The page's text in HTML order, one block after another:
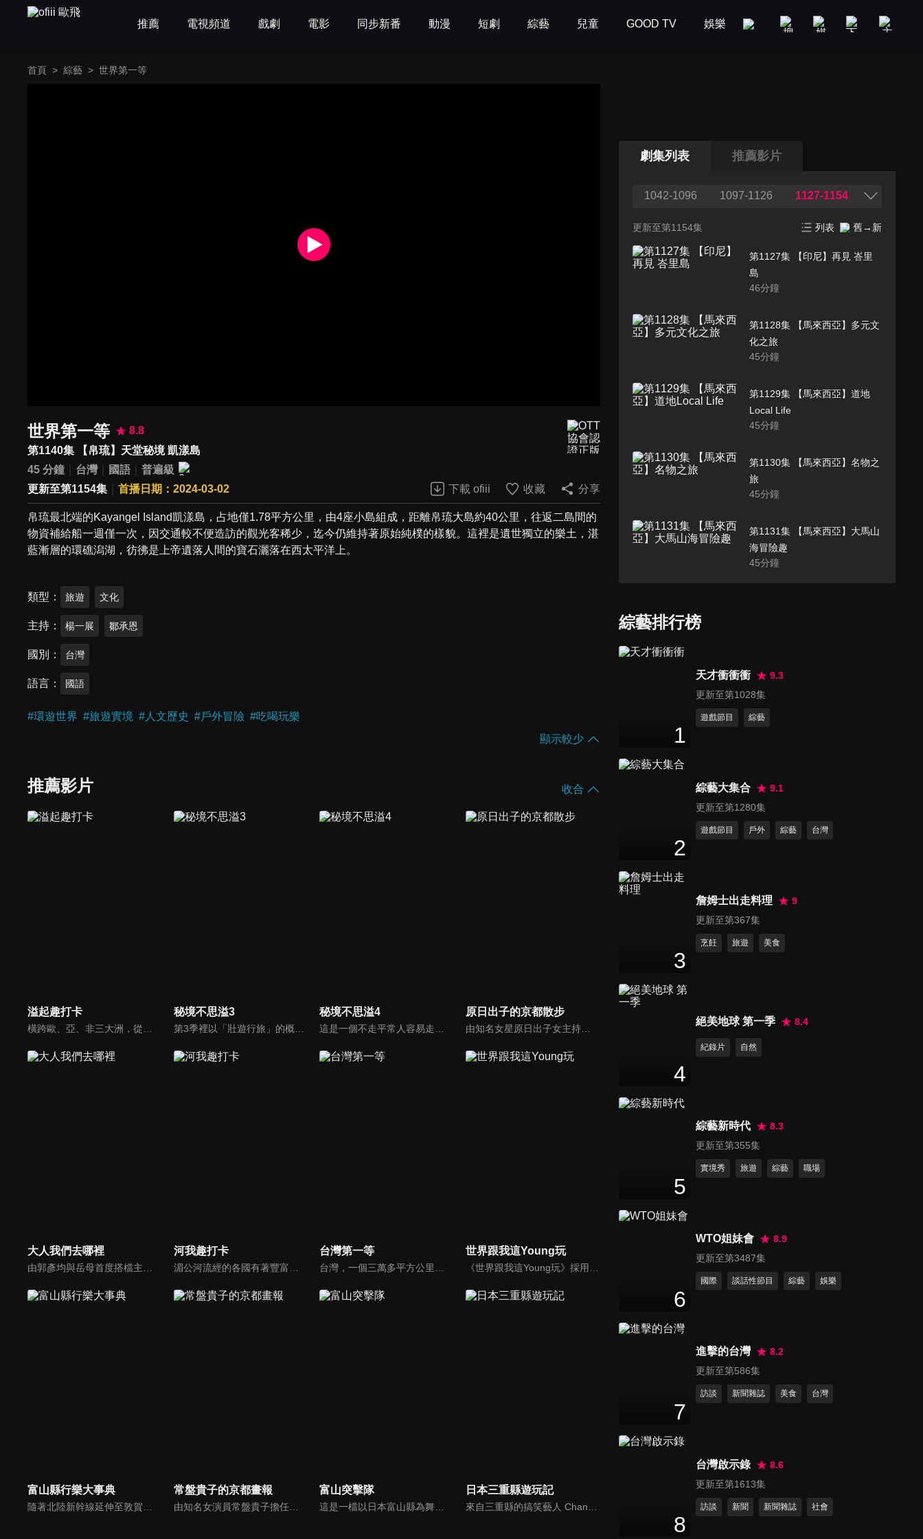
推薦 電視頻道 戲劇 電影 同步新番 動漫 短劇 綜藝 兒童 GOOD TV 娛樂 美食旅遊 新聞政論
首頁 > 綜藝 > 世界第一等
世界第一等
8.8
第1140集 【帛琉】天堂秘境 凱漾島
45 分鐘
台灣 國語
普遍級
更新至第1154集
首播日期：2024-03-02 下載 ofiii 收藏 分享
帛琉最北端的Kayangel Island凱漾島，占地僅1.78平方公里，由4座小島組成，距離帛琉大島約40公里，往返二島間的
物資補給船一週僅一次，因交通較不便造訪的觀光客稀少，迄今仍維持著原始純樸的樣貌。這裡是遺世獨立的樂土，湛
藍漸層的環礁潟湖，彷彿是上帝遺落人間的寶石灑落在西太平洋上。
類型 旅遊 文化
主持 楊一展 鄒承恩
國別 台灣
語言 國語
#環遊世界 #旅遊實境 #人文歷史 #戶外冒險 #吃喝玩樂
顯示較少
推薦影片 收合
溢起趣打卡 秘境不思溢3
第3季裡以「壯遊行旅」的概念，帶大家進探絕美秘境，為大家盤點畢生不可錯過的世紀景觀，走遍異地美景，感受大地造物之奇，讓我們跟著廖科溢浪跡天涯，感受世遺的風光。一步一腳印丈量每一寸土地，親身感受自然的地質奇觀加上鬼斧神工的建築之美，發現特殊人文地域，感受異度世界，時間瞬間凝結之美。
秘境不思溢4 原日出子的京都散步
由知名女星原日出子女主持在京都巷弄間的旅行，在京都，街道呈整齊的棋盤格狀，每條街都有獨特的名稱。在節目的每一集，身為演員的原日出子會挑選一條街道造訪，帶領觀眾展開一段發現之旅。節目中展現了她對街道上所遇見事物的獨特觀察與趣味視角。
大人我們去哪裡 河我趣打卡 台灣第一等 世界跟我這Young玩
富山縣行樂大事典
隨著北陸新幹線延伸至敦賀，北陸地區備受矚目，加上《紐約時報》的報導進一步提升了人們對富山的興趣，本節目將深入探索富山縣的魅力。我們將邀請知名 YouTube 頻道「富山的遊樂場！TV」的當地主播——金子奈央、津田奈由子與貞有里沙——一起介紹富山的精彩。此外，還會介紹鄰近縣市的觀光景點。
常盤貴子的京都畫報
由知名女演員常盤貴子擔任主持人，介紹自己在京都喜愛的地方、事物與人物。節目邀請京都研究者、傳統文化與工藝的傳承人、各種料理的名廚，作為日本古都，京都孕育了日本多種基礎文化，如待客之道、傳統美食與各種傳統工藝。本節目不僅展現至今仍在延續的傳統文化，也關注在京都誕生的新潮流。
富山突擊隊
這是一檔以日本富山縣為舞台的外景旅遊節目，由搞笑二人組「なすなかにし（Nasu Nakanishi）」擔任主持。節目透過實地拍攝與當地居民互動，帶來歡笑與感動，同時深入挖掘並重新發現富山的地方魅力。
日本三重縣遊玩記
來自三重縣的搞笑藝人 Chan Kawai 卡哇伊章與助理池山智瑛一起走遍日本。節目中充滿各種有趣的資訊，例如觀光景點與美味料理，都能讓你心動。或許你也能在這裡找到屬於日本的獨特小秘訣？
劇集列表 推薦影片
1042-1096 1097-1126 1127-1154
更新至第1154集 列表 舊→新
第1127集 【印尼】再見 峇里
島
46分鐘
第1128集 【馬來西亞】多元文
化之旅
45分鐘
第1129集 【馬來西亞】道地
Local Life
45分鐘
第1130集 【馬來西亞】名物之
旅
45分鐘
第1131集 【馬來西亞】大馬山
海冒險趣
45分鐘
第1133集 【馬來西亞】大馬深
45分鐘
第1135集 【馬來西亞】海島之
45 分鐘
45分鐘
第1137集 【帛琉】荒島露營記
45
分鐘
第1140集 【帛琉】天堂秘境
凱漾島
Long Stay
第1142集 【海.陸.空玩帛琉】
第1143集 【帛琉】暢遊海島趣
45
第1145集 【菲比尋常浪遊記
呂宋島】
綜藝排行榜
1
天才衝衝衝
9.3
更新至第1028集
遊戲節目 綜藝
2
綜藝大集合
9.1
更新至第1280集
遊戲節目 戶外 綜藝 台灣
3
詹姆士出走料理
9
更新至第367集
烹飪 旅遊 美食
4
絕美地球 第一季 8.4
紀錄片 自然
5
綜藝新時代
8.3
更新至第355集
實境秀 旅遊 綜藝 職場
6
WTO姐妹會
8.9
更新至第3487集
國際 談話性節目 綜藝 娛樂
7
進擊的台灣
8.2
更新至第586集
訪談 新聞雜誌 美食 台灣
8
台灣啟示錄
8.6
更新至第1613集
訪談 新聞 新聞雜誌 社會